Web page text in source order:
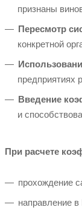
признаны
Пересмотр
конкретной
предприятиях
Введение
и
При расчете
прохождение
направление